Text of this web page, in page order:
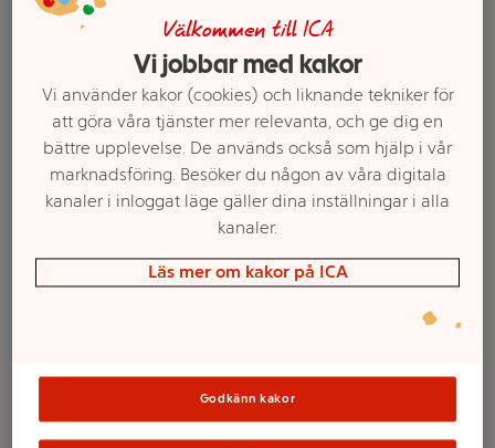
Välkommen till ICA
Vi jobbar med kakor
Vi använder kakor (cookies) och liknande tekniker för
att göra våra tjänster mer relevanta, och ge dig en
bättre upplevelse. De används också som hjälp i vår
marknadsföring. Besöker du någon av våra digitala
kanaler i inloggat läge gäller dina inställningar i alla
kanaler.
Läs mer om kakor på ICA
Godkänn kakor